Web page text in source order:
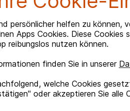
persönlicher helfen zu können,
Apps Cookies. Diese Cookies
reibungslos nutzen können.
finden Sie in unserer
welche Cookies
oder akzeptieren Sie alle
Erschöpfungszuständen und
Hinweis: Beim Auftreten von
Arzt aufgesucht werden.